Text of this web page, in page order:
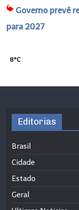
Governo prevê
para 2027
8°C
Editorias
Brasil
Cidade
Estado
Geral